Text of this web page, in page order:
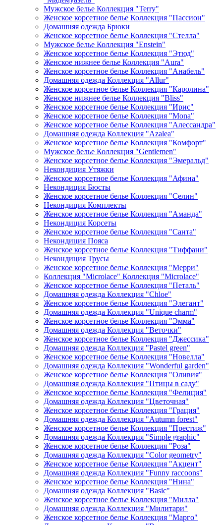
Мужское белье Коллекция "Terry"
Женское корсетное белье Коллекция "Пассион"
Домашняя одежда Брюки
Женское корсетное белье Коллекция "Стелла"
Мужское белье Коллекция "Enstein"
Женское корсетное белье Коллекция "Этюд"
Женское нижнее белье Коллекция "Aura"
Женское корсетное белье Коллекция "Анабель"
Домашняя одежда Коллекция "Allur"
Женское корсетное белье Коллекция "Каролина"
Женское нижнее белье Коллекция "Bliss"
Женское корсетное белье Коллекция "Ирис"
Женское корсетное белье Коллекция "Mona"
Женское корсетное белье Коллекция "Алессандра"
Домашняя одежда Коллекция "Azalea"
Женское корсетное белье Коллекция "Комфорт"
Мужское белье Коллекция "Gentlemen"
Женское корсетное белье Коллекция "Эмеральд"
Некондиция Утяжки
Женское корсетное белье Коллекция "Афина"
Некондиция Бюсты
Женское корсетное белье Коллекция "Селин"
Некондиция Комплекты
Женское корсетное белье Коллекция "Аманда"
Некондиция Корсеты
Женское корсетное белье Коллекция "Санта"
Некондиция Пояса
Женское корсетное белье Коллекция "Тиффани"
Некондиция Трусы
Женское корсетное белье Коллекция "Мерри"
Коллекция "Microlace" Коллекция "Microlace"
Женское корсетное белье Коллекция "Петаль"
Домашняя одежда Коллекция "Chloe"
Женское корсетное белье Коллекция "Элегант"
Домашняя одежда Коллекция "Unique charm"
Женское корсетное белье Коллекция "Эмма"
Домашняя одежда Коллекция "Веточки"
Женское корсетное белье Коллекция "Джессика"
Домашняя одежда Коллекция "Pastel green"
Женское корсетное белье Коллекция "Новелла"
Домашняя одежда Коллекция "Wonderful garden"
Женское корсетное белье Коллекция "Оливия"
Домашняя одежда Коллекция "Птицы в саду"
Женское корсетное белье Коллекция "Фелиция"
Домашняя одежда Коллекция "Цветочная"
Женское корсетное белье Коллекция "Грация"
Домашняя одежда Коллекция "Autumn forest"
Женское корсетное белье Коллекция "Престиж"
Домашняя одежда Коллекция "Simple graphic"
Женское корсетное белье Коллекция "Роза"
Домашняя одежда Коллекция "Color geometry"
Женское корсетное белье Коллекция "Акцент"
Домашняя одежда Коллекция "Funny raccoons"
Женское корсетное белье Коллекция "Нина"
Домашняя одежда Коллекция "Basic"
Женское корсетное белье Коллекция "Милла"
Домашняя одежда Коллекция "Милитари"
Женское корсетное белье Коллекция "Марго"